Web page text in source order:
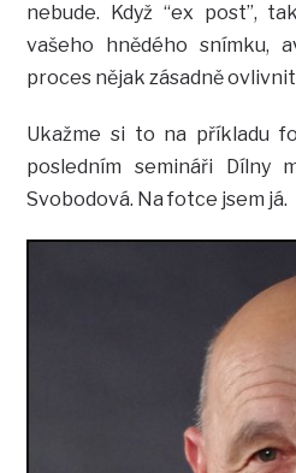
nebude. Když “ex post”,
vašeho hnědého snímku,
proces nějak zásadně
Ukažme si to na příkladu
posledním semináři Dílny
Svobodová. Na fotce jsem já.